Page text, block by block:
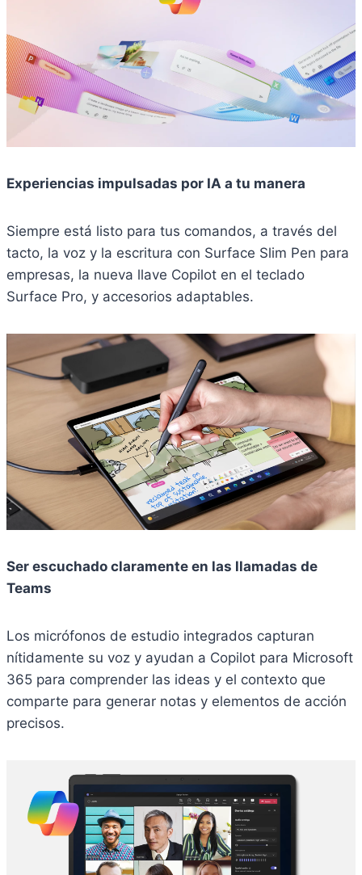
Experiencias impulsadas por IA a tu manera
Siempre está listo para tus comandos, a través del
tacto, la voz y la escritura con Surface Slim Pen para
empresas, la nueva llave Copilot en el teclado
Surface Pro, y accesorios adaptables.
Ser escuchado claramente en las llamadas de
Teams
Los micrófonos de estudio integrados capturan
nítidamente su voz y ayudan a Copilot para Microsoft
365 para comprender las ideas y el contexto que
comparte para generar notas y elementos de acción
precisos.